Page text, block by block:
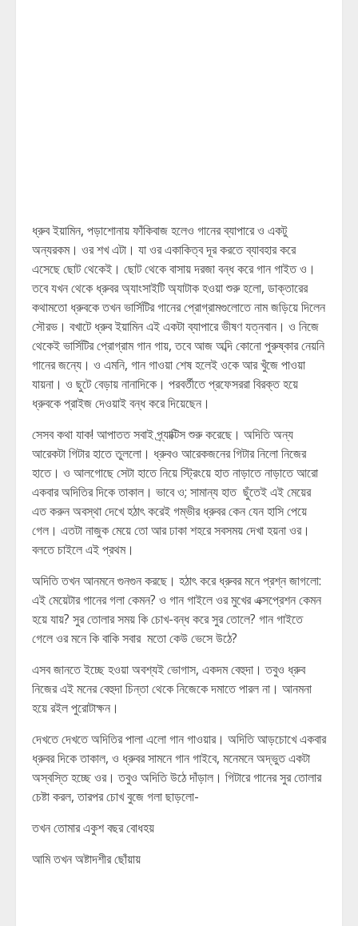
ধ্রুব ইয়ামিন, পড়াশোনায় ফাঁকিবাজ হলেও গানের ব্যাপারে ও একটু
অন্যরকম। ওর শখ এটা। যা ওর একাকিত্ব দূর করতে ব্যাবহার করে
এসেছে ছোট থেকেই। ছোট থেকে বাসায় দরজা বন্ধ করে গান গাইত ও।
তবে যখন থেকে ধ্রুবর অ্যাংসাইটি অ্যাটাক হওয়া শুরু হলো, ডাক্তারের
কথামতো ধ্রুবকে তখন ভার্সিটির গানের প্রোগ্রামগুলোতে নাম জড়িয়ে দিলেন
সৌরভ। বখাটে ধ্রুব ইয়ামিন এই একটা ব্যাপারে ভীষণ যত্নবান। ও নিজে
থেকেই ভার্সিটির প্রোগ্রাম গান গায়, তবে আজ অব্দি কোনো পুরুষ্কার নেয়নি
গানের জন্যে। ও এমনি, গান গাওয়া শেষ হলেই ওকে আর খুঁজে পাওয়া
যায়না। ও ছুটে বেড়ায় নানাদিকে। পরবর্তীতে প্রফেসররা বিরক্ত হয়ে
ধ্রুবকে প্রাইজ দেওয়াই বন্ধ করে দিয়েছেন।
সেসব কথা যাক! আপাতত সবাই প্র্যাক্টিস শুরু করেছে। অদিতি অন্য
আরেকটা গিটার হাতে তুললো। ধ্রুবও আরেকজনের গিটার নিলো নিজের
হাতে। ও আলগোছে সেটা হাতে নিয়ে স্ট্রিংয়ে হাত নাড়াতে নাড়াতে আরো
একবার অদিতির দিকে তাকাল। ভাবে ও; সামান্য হাত ছুঁতেই এই মেয়ের
এত করুন অবস্থা দেখে হঠাৎ করেই গম্ভীর ধ্রুবর কেন যেন হাসি পেয়ে
গেল। এতটা নাজুক মেয়ে তো আর ঢাকা শহরে সবসময় দেখা হয়না ওর।
বলতে চাইলে এই প্রথম।
অদিতি তখন আনমনে গুনগুন করছে। হঠাৎ করে ধ্রুবর মনে প্রশ্ন জাগলো:
এই মেয়েটার গানের গলা কেমন? ও গান গাইলে ওর মুখের এক্সপ্রেশন কেমন
হয়ে যায়? সুর তোলার সময় কি চোখ-বন্ধ করে সুর তোলে? গান গাইতে
গেলে ওর মনে কি বাকি সবার মতো কেউ ভেসে উঠে?
এসব জানতে ইচ্ছে হওয়া অবশ্যই ভোগাস, একদম বেহুদা। তবুও ধ্রুব
নিজের এই মনের বেহুদা চিন্তা থেকে নিজেকে দমাতে পারল না। আনমনা
হয়ে রইল পুরোটাক্ষন।
দেখতে দেখতে অদিতির পালা এলো গান গাওয়ার। অদিতি আড়চোখে একবার
ধ্রুবর দিকে তাকাল, ও ধ্রুবর সামনে গান গাইবে, মনেমনে অদ্ভুত একটা
অস্বস্তি হচ্ছে ওর। তবুও অদিতি উঠে দাঁড়াল। গিটারে গানের সুর তোলার
চেষ্টা করল, তারপর চোখ বুজে গলা ছাড়লো-
তখন তোমার একুশ বছর বোধহয়
আমি তখন অষ্টাদশীর ছোঁয়ায়